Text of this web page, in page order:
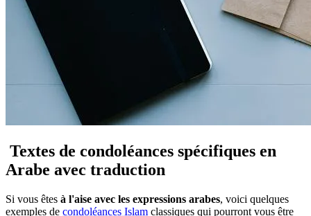
Textes de condoléances spécifiques en
Arabe avec traduction
Si vous êtes à l'aise avec les expressions arabes, voici quelques
exemples de condoléances Islam classiques qui pourront vous être